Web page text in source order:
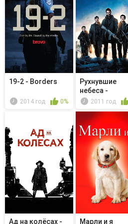
19-2 - Borders
2014 год 0%
Рухнувшие
небеса -
Развиваться
2011 год
Ад на колёсах - Марли и я